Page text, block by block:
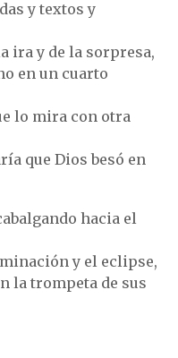
y textos y
ira y de la sorpresa,
en un cuarto
lo mira con otra
que Dios besó en
hacia el
y el eclipse,
la trompeta de sus